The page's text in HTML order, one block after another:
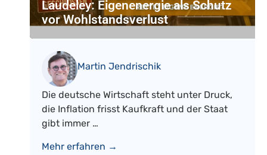
Laudeley: Eigenenergie als Schutz
vor Wohlstandsverlust
Martin Jendrischik
Die deutsche Wirtschaft steht unter Druck,
die Inflation frisst Kaufkraft und der Staat
gibt immer …
Mehr erfahren →